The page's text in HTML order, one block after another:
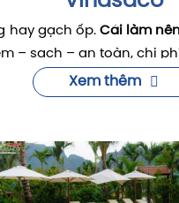
hay gạch ốp.Cái làm
– sạch – an toàn, chi
nhất chính làthiết bị
(cần heat pump / giải
phân muối, UV, tự
Xem thêm